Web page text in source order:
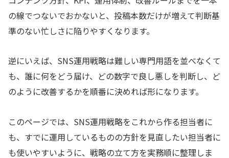
の線でつないでおかないと、投稿本数だけが増えて判断基
準のない忙しさに陥りやすくなります。
逆にいえば、SNS運用戦略は難しい専門用語を並べなくて
も、誰に何をどう届け、どの数字で良し悪しを判断し、ど
のように改善するかを順番に決めれば形になります。
このページでは、SNS運用戦略をこれから作る担当者に
も、すでに運用しているものの方針を見直したい担当者に
も使いやすいように、戦略の立て方を実務順に整理しま